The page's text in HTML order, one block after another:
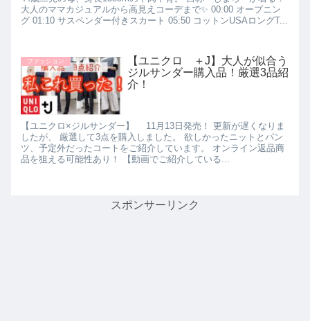
大人のママカジュアルから高見えコーデまで✨ 00:00 オープニン
グ 01:10 サスペンダー付きスカート 05:50 コットンUSAロングT...
ファッション
【ユニクロ ＋J】大人が似合う
ジルサンダー購入品！厳選3品紹
介！
【ユニクロ×ジルサンダー】 11月13日発売！ 更新が遅くなりま
したが、 厳選して3点を購入しました。 欲しかったニットとパン
ツ、予定外だったコートをご紹介しています。 オンライン返品商
品を狙える可能性あり！ 【動画でご紹介している...
スポンサーリンク